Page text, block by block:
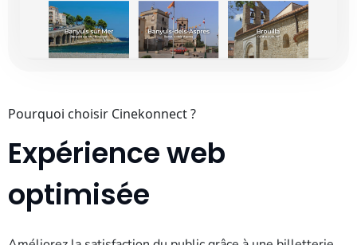
Pourquoi choisir Cinekonnect ?
Expérience web
optimisée